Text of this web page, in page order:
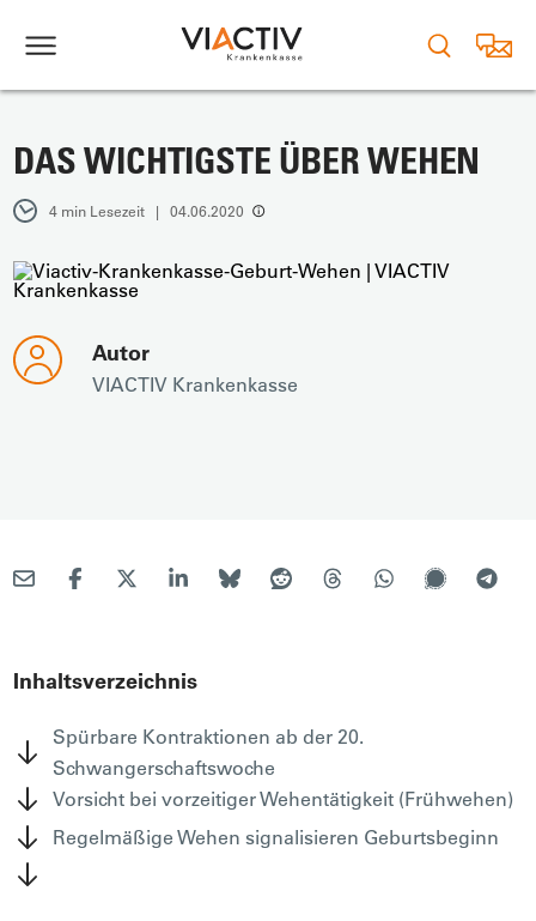
DAS WICHTIGSTE ÜBER WEHEN
4 min Lesezeit | 04.06.2020
Autor
VIACTIV Krankenkasse
Inhaltsverzeichnis
Spürbare Kontraktionen ab der 20.
Schwangerschaftswoche
Vorsicht bei vorzeitiger Wehentätigkeit (Frühwehen)
Regelmäßige Wehen signalisieren Geburtsbeginn